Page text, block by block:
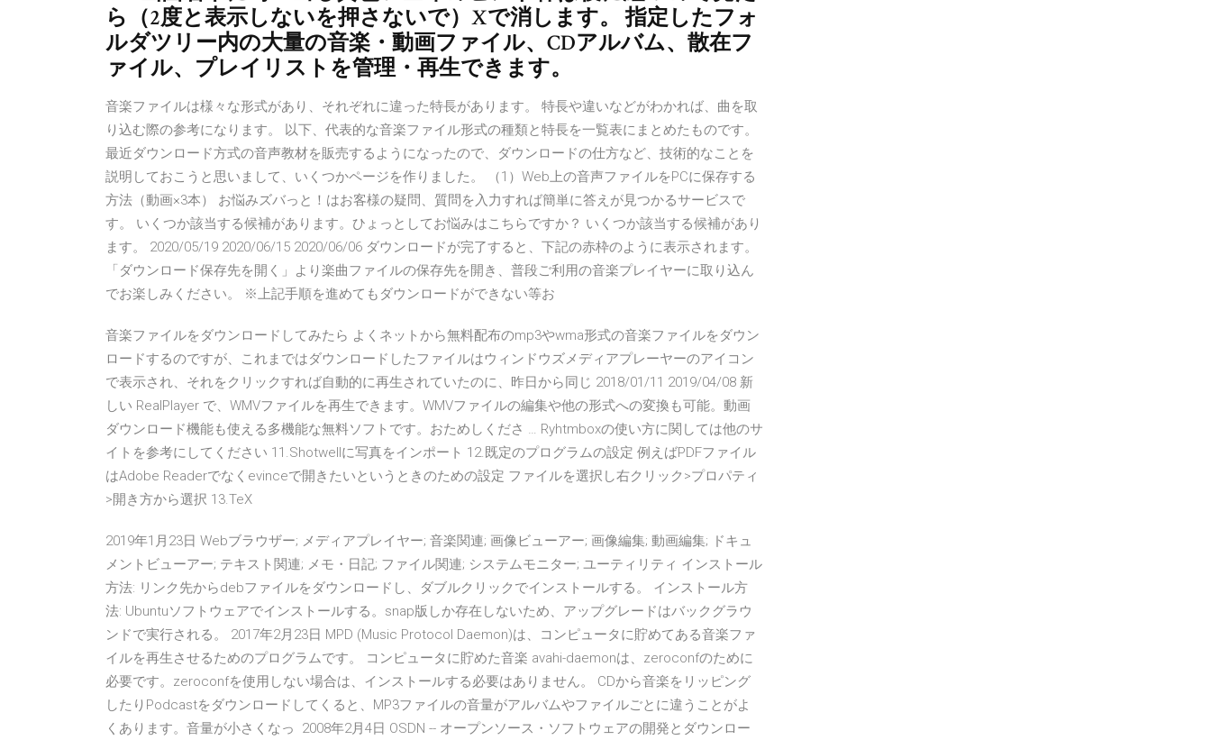
ら（2度と表示しないを押さないで）Xで消します。 指定したフォ
ルダツリー内の大量の音楽・動画ファイル、CDアルバム、散在フ
ァイル、プレイリストを管理・再生できます。
音楽ファイルは様々な形式があり、それぞれに違った特長があります。 特長や違いなどがわかれば、曲を取
り込む際の参考になります。 以下、代表的な音楽ファイル形式の種類と特長を一覧表にまとめたものです。
最近ダウンロード方式の音声教材を販売するようになったので、ダウンロードの仕方など、技術的なことを
説明しておこうと思いまして、いくつかページを作りました。 （1）Web上の音声ファイルをPCに保存する
方法（動画×3本） お悩みズバっと！はお客様の疑問、質問を入力すれば簡単に答えが見つかるサービスで
す。 いくつか該当する候補があります。ひょっとしてお悩みはこちらですか？ いくつか該当する候補があり
ます。 2020/05/19 2020/06/15 2020/06/06 ダウンロードが完了すると、下記の赤枠のように表示されます。
「ダウンロード保存先を開く」より楽曲ファイルの保存先を開き、普段ご利用の音楽プレイヤーに取り込ん
でお楽しみください。 ※上記手順を進めてもダウンロードができない等お
音楽ファイルをダウンロードしてみたら よくネットから無料配布のmp3やwma形式の音楽ファイルをダウン
ロードするのですが、これまではダウンロードしたファイルはウィンドウズメディアプレーヤーのアイコン
で表示され、それをクリックすれば自動的に再生されていたのに、昨日から同じ 2018/01/11 2019/04/08 新
しい RealPlayer で、WMVファイルを再生できます。WMVファイルの編集や他の形式への変換も可能。動画
ダウンロード機能も使える多機能な無料ソフトです。おためしくださ … Ryhtmboxの使い方に関しては他のサ
イトを参考にしてください 11.Shotwellに写真をインポート 12.既定のプログラムの設定 例えばPDFファイル
はAdobe Readerでなくevinceで開きたいというときのための設定 ファイルを選択し右クリック>プロパティ
>開き方から選択 13.TeX
2019年1月23日 Webブラウザー; メディアプレイヤー; 音楽関連; 画像ビューアー; 画像編集; 動画編集; ドキュ
メントビューアー; テキスト関連; メモ・日記; ファイル関連; システムモニター; ユーティリティ インストール
方法: リンク先からdebファイルをダウンロードし、ダブルクリックでインストールする。 インストール方
法: Ubuntuソフトウェアでインストールする。snap版しか存在しないため、アップグレードはバックグラウ
ンドで実行される。 2017年2月23日 MPD (Music Protocol Daemon)は、コンピュータに貯めてある音楽ファ
イルを再生させるためのプログラムです。 コンピュータに貯めた音楽 avahi-daemonは、zeroconfのために
必要です。zeroconfを使用しない場合は、インストールする必要はありません。 CDから音楽をリッピング
したりPodcastをダウンロードしてくると、MP3ファイルの音量がアルバムやファイルごとに違うことがよ
くあります。音量が小さくなっ 2008年2月4日 OSDN -- オープンソース・ソフトウェアの開発とダウンロー